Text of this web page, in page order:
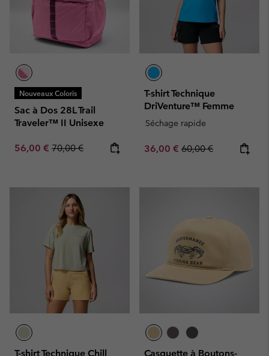
Nouveaux Coloris
Sac à Dos 28L Trail
Traveler™ II Unisexe
Sale price:
56,00 € Regular price:
70,00 €
T-shirt Technique
DriVenture™ Femme
Séchage rapide
Sale price:
36,00 € Regular price:
60,00 €
T-shirt Technique Chill Casquette à Boutons-